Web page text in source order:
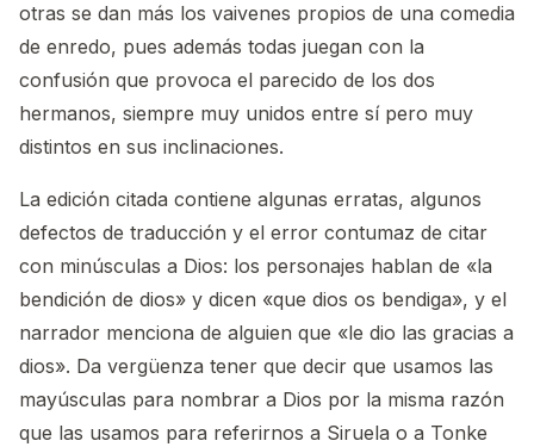
otras se dan más los vaivenes propios de una comedia
de enredo, pues además todas juegan con la
confusión que provoca el parecido de los dos
hermanos, siempre muy unidos entre sí pero muy
distintos en sus inclinaciones.
La edición citada contiene algunas erratas, algunos
defectos de traducción y el error contumaz de citar
con minúsculas a Dios: los personajes hablan de «la
bendición de dios» y dicen «que dios os bendiga», y el
narrador menciona de alguien que «le dio las gracias a
dios». Da vergüenza tener que decir que usamos las
mayúsculas para nombrar a Dios por la misma razón
que las usamos para referirnos a Siruela o a Tonke